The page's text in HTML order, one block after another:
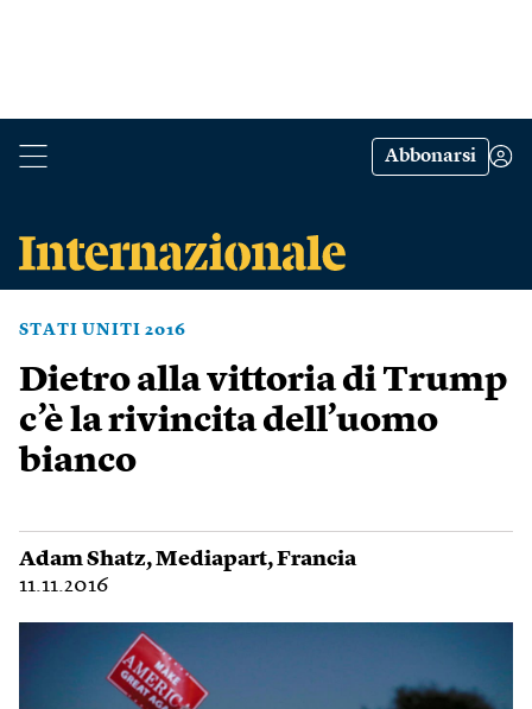
Abbonarsi
STATI UNITI 2016
Dietro alla vittoria di Trump
c’è la rivincita dell’uomo
bianco
Adam Shatz,Mediapart,Francia
11.11.2016